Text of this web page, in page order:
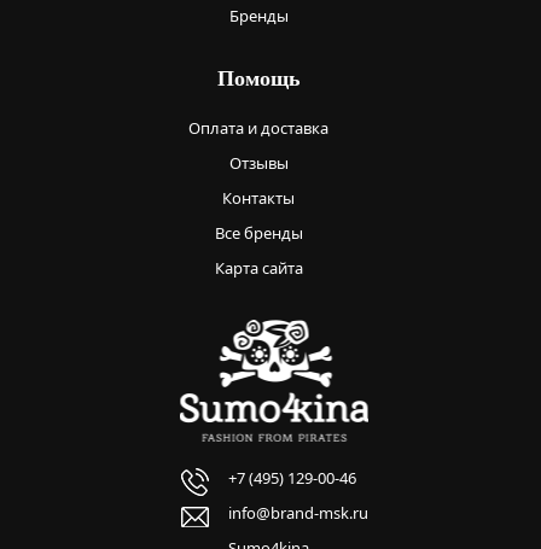
Бренды
Помощь
Оплата и доставка
Отзывы
Контакты
Все бренды
Карта сайта
+7 (495) 129-00-46
info@brand-msk.ru